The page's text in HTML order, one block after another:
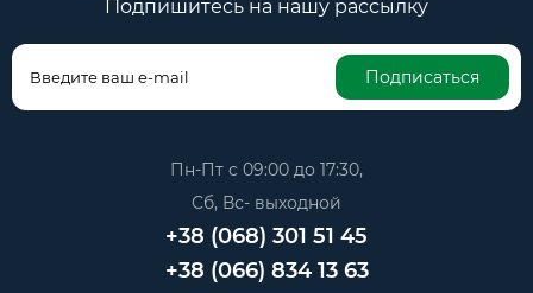
Подпишитесь на нашу рассылку
Подписаться
Пн-Пт с 09:00 до 17:30,
Сб, Вс- выходной
+38 (068) 301 51 45
+38 (066) 834 13 63